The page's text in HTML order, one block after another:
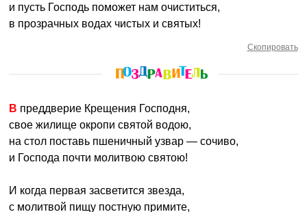
и пусть Господь поможет нам очиститься,
в прозрачных водах чистых и святых!
Скопировать
В преддверие Крещения Господня,
свое жилище окропи святой водою,
на стол поставь пшеничный узвар — сочиво,
и Господа почти молитвою святою!
И когда первая засветится звезда,
с молитвой пищу постную примите,